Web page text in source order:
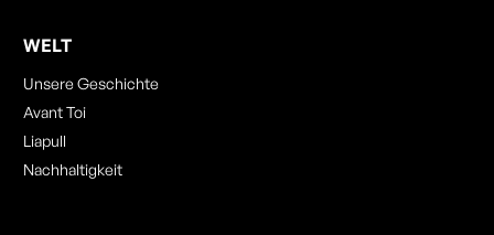
WELT
Unsere Geschichte
Avant Toi
Liapull
Nachhaltigkeit